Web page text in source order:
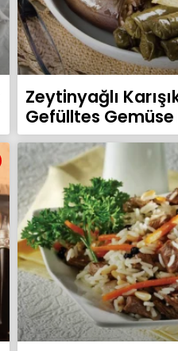
Zeytinyağlı
Gefülltes